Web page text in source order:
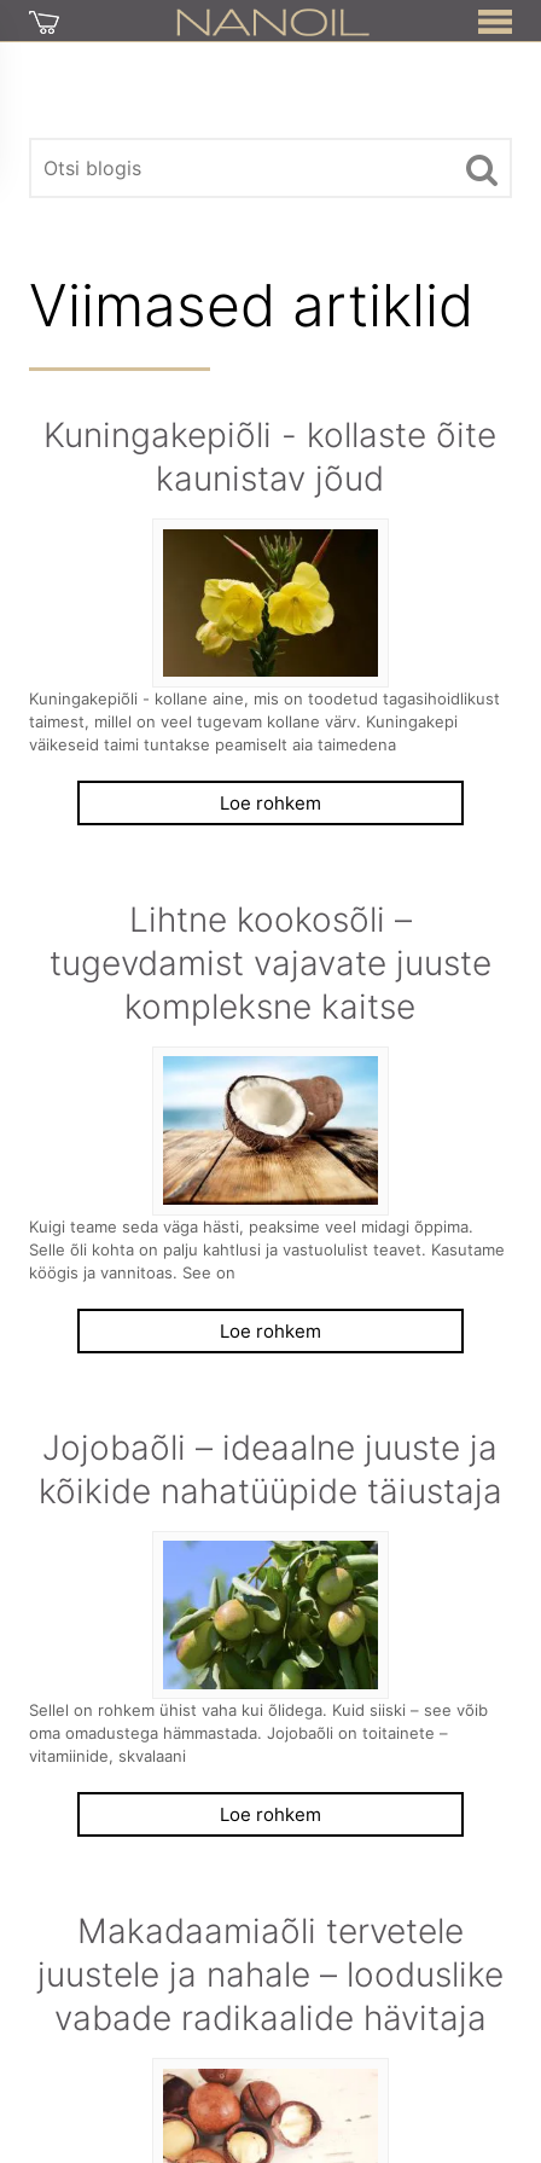
Viimased artiklid
Kuningakepiõli - kollaste õite
kaunistav jõud
Kuningakepiõli - kollane aine, mis on toodetud tagasihoidlikust
taimest, millel on veel tugevam kollane värv. Kuningakepi
väikeseid taimi tuntakse peamiselt aia taimedena
Loe rohkem
Lihtne kookosõli –
tugevdamist vajavate juuste
kompleksne kaitse
Kuigi teame seda väga hästi, peaksime veel midagi õppima.
Selle õli kohta on palju kahtlusi ja vastuolulist teavet. Kasutame
köögis ja vannitoas. See on
Loe rohkem
Jojobaõli – ideaalne juuste ja
kõikide nahatüüpide täiustaja
Sellel on rohkem ühist vaha kui õlidega. Kuid siiski – see võib
oma omadustega hämmastada. Jojobaõli on toitainete –
vitamiinide, skvalaani
Loe rohkem
Makadaamiaõli tervetele
juustele ja nahale – looduslike
vabade radikaalide hävitaja